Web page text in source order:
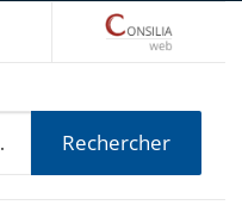
Rechercher